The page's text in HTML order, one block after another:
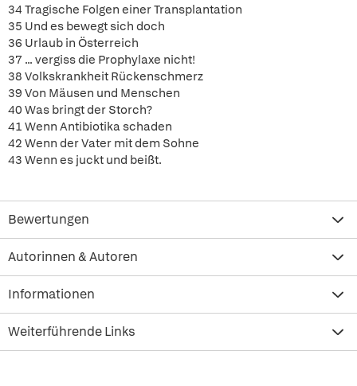
34 Tragische Folgen einer Transplantation
35 Und es bewegt sich doch
36 Urlaub in Österreich
37 ... vergiss die Prophylaxe nicht!
38 Volkskrankheit Rückenschmerz
39 Von Mäusen und Menschen
40 Was bringt der Storch?
41 Wenn Antibiotika schaden
42 Wenn der Vater mit dem Sohne
43 Wenn es juckt und beißt.
Bewertungen
Autorinnen & Autoren
Informationen
Weiterführende Links